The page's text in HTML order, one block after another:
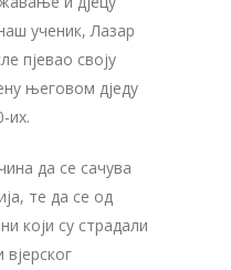
ученик, Лазар
пјевао своју
његовом дједу
их.
да се сачува
те да се од
који су страдали